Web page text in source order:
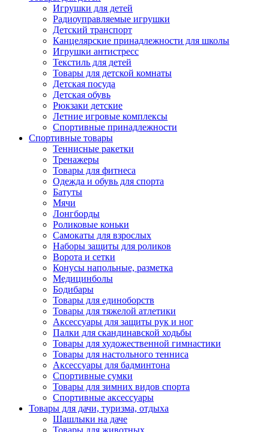
Игрушки для детей
Радиоуправляемые игрушки
Детский транспорт
Канцелярские принадлежности для школы
Игрушки антистресс
Текстиль для детей
Товары для детской комнаты
Детская посуда
Детская обувь
Рюкзаки детские
Летние игровые комплексы
Спортивные принадлежности
Спортивные товары
Теннисные ракетки
Тренажеры
Товары для фитнеса
Одежда и обувь для спорта
Батуты
Мячи
Лонгборды
Роликовые коньки
Самокаты для взрослых
Наборы защиты для роликов
Ворота и сетки
Конусы напольные, разметка
Медицинболы
Бодибары
Товары для единоборств
Товары для тяжелой атлетики
Аксессуары для защиты рук и ног
Палки для скандинавской ходьбы
Товары для художественной гимнастики
Товары для настольного тенниса
Аксессуары для бадминтона
Спортивные сумки
Товары для зимних видов спорта
Спортивные аксессуары
Товары для дачи, туризма, отдыха
Шашлыки на даче
Товары для животных